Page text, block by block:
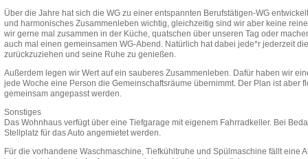
Über die Jahre hat sich die WG zu einer entspannten Berufstätigen-WG
und harmonisches Zusammenleben wichtig, gleichzeitig sind wir aber keine
wir gerne mal zusammen in der Küche, quatschen über unseren Tag oder
auch mal einen gemeinsamen WG-Abend. Natürlich hat dabei jede*r jederzeit
zurückzuziehen und seine Ruhe zu genießen.
Außerdem legen wir Wert auf ein sauberes Zusammenleben. Dafür haben wir
jede Woche eine Person die Gemeinschaftsräume übernimmt. Der Plan ist aber
gemeinsam angepasst werden.
Sonstiges
Das Wohnhaus verfügt über eine Tiefgarage mit eigenem Fahrradkeller. Bei
Stellplatz für das Auto angemietet werden.
Für die vorhandene Waschmaschine, Tiefkühltruhe und Spülmaschine fällt eine